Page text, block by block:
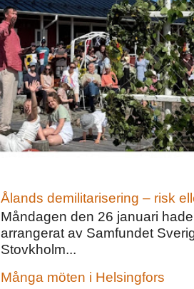
Ålands demilitarisering – risk
Måndagen den 26 januari
arrangerat av Samfundet
Stovkholm...
Många möten i Helsingfors